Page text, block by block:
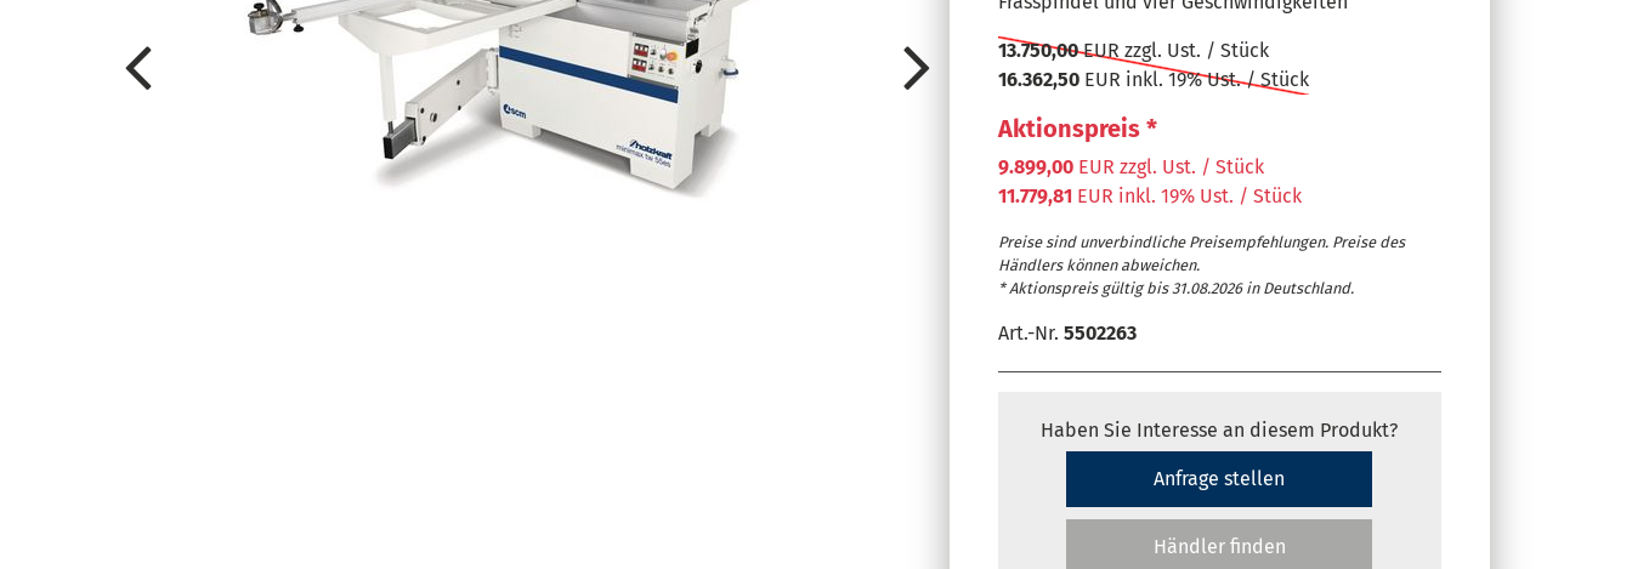
Ausgestattet mit tausendfach bewährtem Kugelkontaktsystem
Dauerhaft leichtgängig
Staub- und schmutzunempfindlich durch minimalen Berührungspunkt
10 Jahre Holzkraft-Garantie auf Verschleiß der Führungsbahnen
13.750,00EUR zzgl. Ust. / Stück
16.362,50 EUR inkl. 19% Ust. / Stück
Aktionspreis *
9.899,00 EUR zzgl. Ust. / Stück
11.779,81 EUR inkl. 19% Ust. / Stück
Preise sind unverbindliche Preisempfehlungen. Preise des
Händlers können abweichen.
* Aktionspreis gültig bis 31.08.2026 in Deutschland.
Art.-Nr. 5502263
Haben Sie Interesse an diesem Produkt?
Anfrage stellen
Händler finden